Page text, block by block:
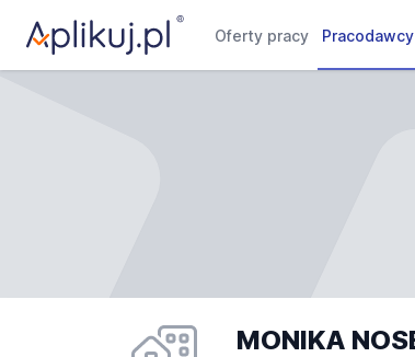
Oferty pracy Pracodawcy